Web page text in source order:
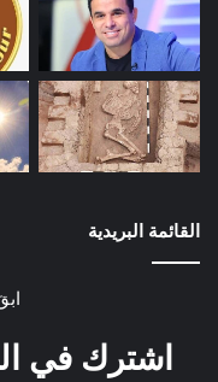
القائمة البريدية
اشترك في